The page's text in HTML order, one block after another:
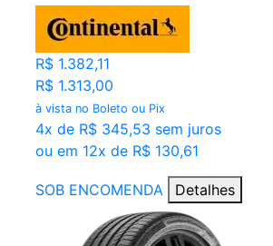
R$ 1.382,11
R$ 1.313,00
à vista no Boleto ou Pix
4x de R$ 345,53 sem juros
ou em 12x de R$ 130,61
SOB ENCOMENDA Detalhes